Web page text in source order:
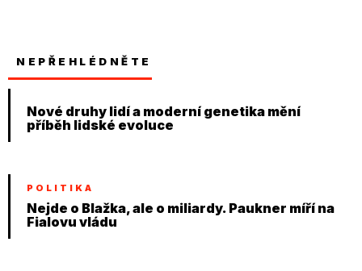
NEPŘEHLÉDNĚTE
Nové druhy lidí a moderní genetika mění
příběh lidské evoluce
POLITIKA
Nejde o Blažka, ale o miliardy. Paukner míří na
Fialovu vládu